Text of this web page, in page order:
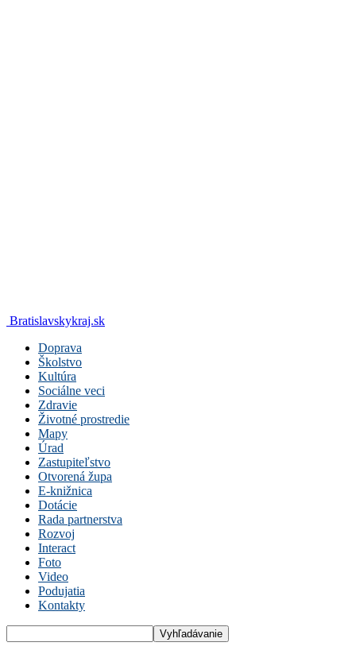
Bratislavskykraj.sk
Doprava
Školstvo
Kultúra
Sociálne veci
Zdravie
Životné prostredie
Mapy
Úrad
Zastupiteľstvo
Otvorená župa
E-knižnica
Dotácie
Rada partnerstva
Rozvoj
Interact
Foto
Video
Podujatia
Kontakty